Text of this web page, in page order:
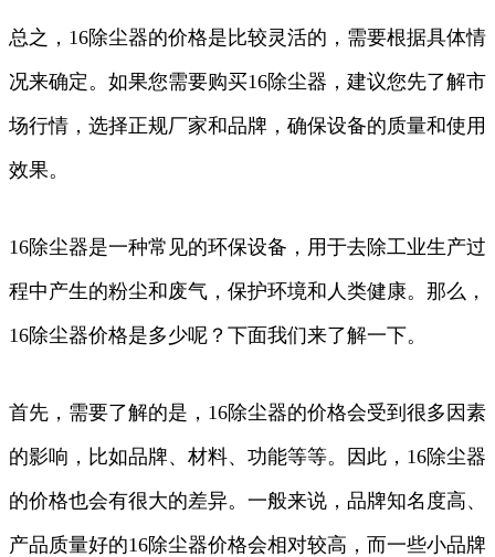
总之，16除尘器的价格是比较灵活的，需要根据具体情
况来确定。如果您需要购买16除尘器，建议您先了解市
场行情，选择正规厂家和品牌，确保设备的质量和使用
效果。
16除尘器是一种常见的环保设备，用于去除工业生产过
程中产生的粉尘和废气，保护环境和人类健康。那么，
16除尘器价格是多少呢？下面我们来了解一下。
首先，需要了解的是，16除尘器的价格会受到很多因素
的影响，比如品牌、材料、功能等等。因此，16除尘器
的价格也会有很大的差异。一般来说，品牌知名度高、
产品质量好的16除尘器价格会相对较高，而一些小品牌